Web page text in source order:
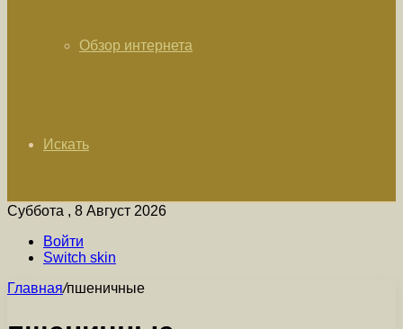
Обзор интернета
Искать
Суббота , 8 Август 2026
Войти
Switch skin
Главная/пшеничные